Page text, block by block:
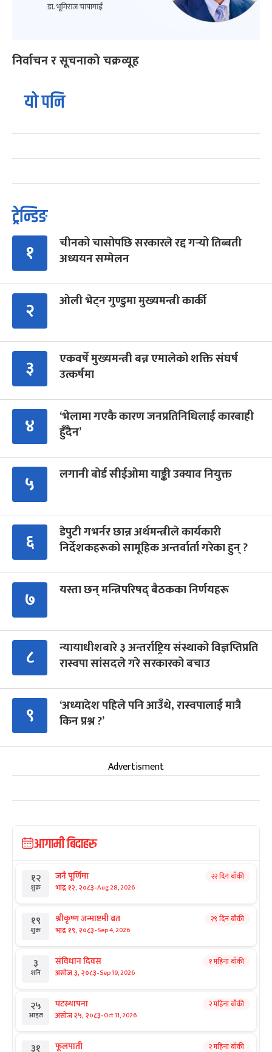
निर्वाचन र सूचनाको चक्रव्यूह
यो पनि
ट्रेन्डिङ
१
चीनको चासोपछि सरकारले रद्द गर्‍यो तिब्बती
अध्ययन सम्मेलन
२ ओली भेट्न गुण्डुमा मुख्यमन्त्री कार्की
३
एकवर्षे मुख्यमन्त्री बन्न एमालेको शक्ति संघर्ष
उत्कर्षमा
४
‘भेलामा गएकै कारण जनप्रतिनिधिलाई कारबाही
हुँदैन’
५ लगानी बोर्ड सीईओमा याङ्की उक्याव नियुक्त
६
डेपुटी गभर्नर छान्न अर्थमन्त्रीले कार्यकारी
निर्देशकहरूको सामूहिक अन्तर्वार्ता गरेका हुन् ?
७ यस्ता छन् मन्त्रिपरिषद् बैठकका निर्णयहरू
८
न्यायाधीशबारे ३ अन्तर्राष्ट्रिय संस्थाको विज्ञप्तिप्रति
रास्वपा सांसदले गरे सरकारको बचाउ
९
‘अध्यादेश पहिले पनि आउँथे, रास्वपालाई मात्रै
किन प्रश्न ?’
Advertisment
आगामी बिदाहरु
१२
शुक्र
जनै पूर्णिमा
भाद्र १२, २०८३-Aug 28, 2026
२२ दिन बाँकी
१९
शुक्र
श्रीकृष्ण जन्माष्टमी व्रत
भाद्र १९, २०८३-Sep 4, 2026
२९ दिन बाँकी
३
शनि
संविधान दिवस
असोज ३, २०८३-Sep 19, 2026
१ महिना बाँकी
२५
आइत
घटस्थापना
असोज २५, २०८३-Oct 11, 2026
२ महिना बाँकी
फूलपाती २ महिना बाँकी